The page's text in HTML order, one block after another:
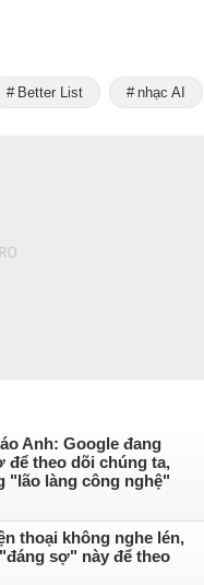
Better List nhạc AI
Anh: Google đang
để theo dõi chúng ta,
"lão làng công nghệ"
thoại không nghe lén,
sợ" này để theo